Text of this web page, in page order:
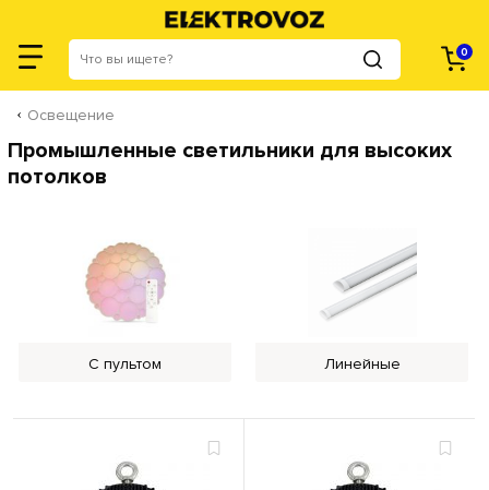
0
Освещение
Промышленные светильники для высоких
потолков
С пультом Линейные